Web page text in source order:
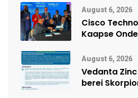
Namibië
August 6, 2026
Cisco
Kaapse
vennootskap
August 6, 2026
Vedanta
berei